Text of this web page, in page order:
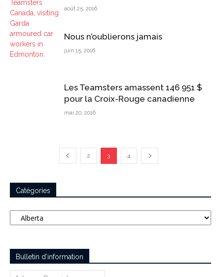
août 25, 2016
Nous n’oublierons jamais
juin 15, 2016
Les Teamsters amassent 146 951 $
pour la Croix-Rouge canadienne
mai 20, 2016
2 3 4
Catégories
Catégories
Bulletin d’information